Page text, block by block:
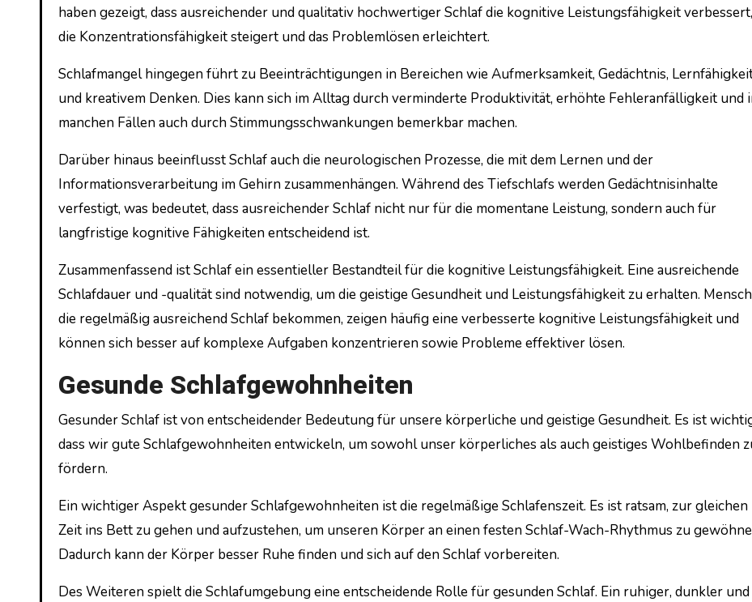
haben gezeigt, dass ausreichender und qualitativ hochwertiger Schlaf die kognitive Leistungsfähigkeit verbessert,
die Konzentrationsfähigkeit steigert und das Problemlösen erleichtert.
Schlafmangel hingegen führt zu Beeinträchtigungen in Bereichen wie Aufmerksamkeit, Gedächtnis,
und kreativem Denken. Dies kann sich im Alltag durch verminderte Produktivität, erhöhte Fehleranfälligkeit und
manchen Fällen auch durch Stimmungsschwankungen bemerkbar machen.
Darüber hinaus beeinflusst Schlaf auch die neurologischen Prozesse, die mit dem Lernen und der
Informationsverarbeitung im Gehirn zusammenhängen. Während des Tiefschlafs werden Gedächtnisinhalte
verfestigt, was bedeutet, dass ausreichender Schlaf nicht nur für die momentane Leistung, sondern auch für
langfristige kognitive Fähigkeiten entscheidend ist.
Zusammenfassend ist Schlaf ein essentieller Bestandteil für die kognitive Leistungsfähigkeit. Eine ausreichende
Schlafdauer und -qualität sind notwendig, um die geistige Gesundheit und Leistungsfähigkeit zu erhalten.
die regelmäßig ausreichend Schlaf bekommen, zeigen häufig eine verbesserte kognitive Leistungsfähigkeit und
können sich besser auf komplexe Aufgaben konzentrieren sowie Probleme effektiver lösen.
Gesunde Schlafgewohnheiten
Gesunder Schlaf ist von entscheidender Bedeutung für unsere körperliche und geistige Gesundheit. Es ist
dass wir gute Schlafgewohnheiten entwickeln, um sowohl unser körperliches als auch geistiges Wohlbefinden
fördern.
Ein wichtiger Aspekt gesunder Schlafgewohnheiten ist die regelmäßige Schlafenszeit. Es ist ratsam, zur gleichen
Zeit ins Bett zu gehen und aufzustehen, um unseren Körper an einen festen Schlaf-Wach-Rhythmus zu
Dadurch kann der Körper besser Ruhe finden und sich auf den Schlaf vorbereiten.
Des Weiteren spielt die Schlafumgebung eine entscheidende Rolle für gesunden Schlaf. Ein ruhiger, dunkler und